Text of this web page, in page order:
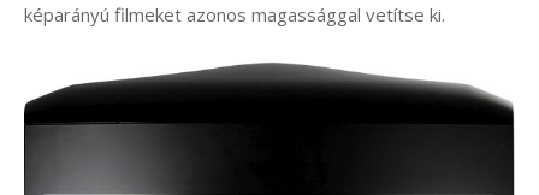
képarányú filmeket azonos magassággal vetítse ki.